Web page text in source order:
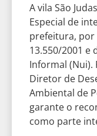
A vila São
Especial de
prefeitura, por
13.550/2001 e
Informal (Nui).
Diretor de
Ambiental de
garante o
como parte